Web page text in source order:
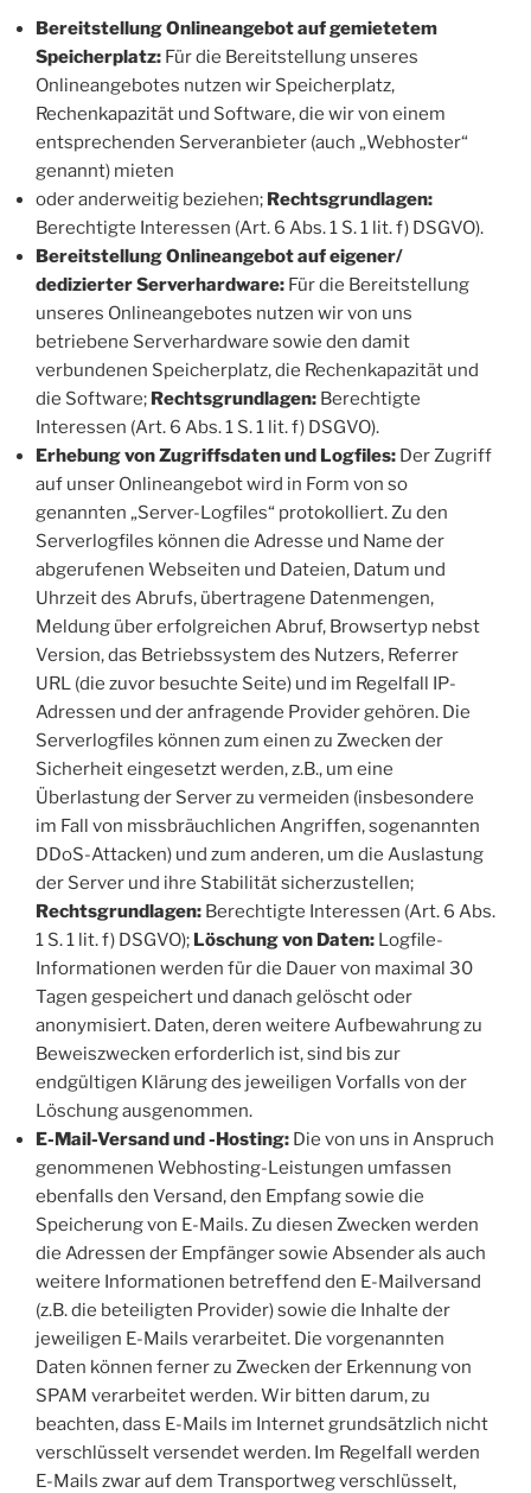
Bereitstellung Onlineangebot auf gemietetem
Speicherplatz: Für die Bereitstellung unseres
Onlineangebotes nutzen wir Speicherplatz,
Rechenkapazität und Software, die wir von einem
entsprechenden Serveranbieter (auch „Webhoster“
genannt) mieten
oder anderweitig beziehen; Rechtsgrundlagen:
Berechtigte Interessen (Art. 6 Abs. 1 S. 1 lit. f) DSGVO).
Bereitstellung Onlineangebot auf eigener/
dedizierter Serverhardware: Für die Bereitstellung
unseres Onlineangebotes nutzen wir von uns
betriebene Serverhardware sowie den damit
verbundenen Speicherplatz, die Rechenkapazität und
die Software; Rechtsgrundlagen: Berechtigte
Interessen (Art. 6 Abs. 1 S. 1 lit. f) DSGVO).
Erhebung von Zugriffsdaten und Logfiles: Der Zugriff
auf unser Onlineangebot wird in Form von so
genannten „Server-Logfiles“ protokolliert. Zu den
Serverlogfiles können die Adresse und Name der
abgerufenen Webseiten und Dateien, Datum und
Uhrzeit des Abrufs, übertragene Datenmengen,
Meldung über erfolgreichen Abruf, Browsertyp nebst
Version, das Betriebssystem des Nutzers, Referrer
URL (die zuvor besuchte Seite) und im Regelfall IP-
Adressen und der anfragende Provider gehören. Die
Serverlogfiles können zum einen zu Zwecken der
Sicherheit eingesetzt werden, z.B., um eine
Überlastung der Server zu vermeiden (insbesondere
im Fall von missbräuchlichen Angriffen, sogenannten
DDoS-Attacken) und zum anderen, um die Auslastung
der Server und ihre Stabilität sicherzustellen;
Rechtsgrundlagen: Berechtigte Interessen (Art. 6 Abs.
1 S. 1 lit. f) DSGVO); Löschung von Daten: Logfile-
Informationen werden für die Dauer von maximal 30
Tagen gespeichert und danach gelöscht oder
anonymisiert. Daten, deren weitere Aufbewahrung zu
Beweiszwecken erforderlich ist, sind bis zur
endgültigen Klärung des jeweiligen Vorfalls von der
Löschung ausgenommen.
E-Mail-Versand und -Hosting: Die von uns in Anspruch
genommenen Webhosting-Leistungen umfassen
ebenfalls den Versand, den Empfang sowie die
Speicherung von E-Mails. Zu diesen Zwecken werden
die Adressen der Empfänger sowie Absender als auch
weitere Informationen betreffend den E-Mailversand
(z.B. die beteiligten Provider) sowie die Inhalte der
jeweiligen E-Mails verarbeitet. Die vorgenannten
Daten können ferner zu Zwecken der Erkennung von
SPAM verarbeitet werden. Wir bitten darum, zu
beachten, dass E-Mails im Internet grundsätzlich nicht
verschlüsselt versendet werden. Im Regelfall werden
E-Mails zwar auf dem Transportweg verschlüsselt,